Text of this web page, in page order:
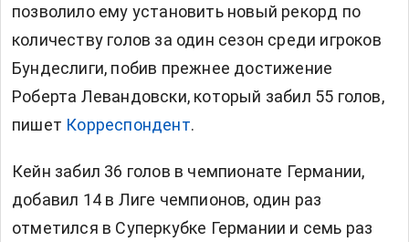
позволило ему установить новый рекорд по
количеству голов за один сезон среди игроков
Бундеслиги, побив прежнее достижение
Роберта Левандовски, который забил 55 голов,
пишет Корреспондент.
Кейн забил 36 голов в чемпионате Германии,
добавил 14 в Лиге чемпионов, один раз
отметился в Суперкубке Германии и семь раз